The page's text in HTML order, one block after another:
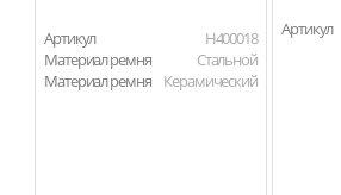
Артикул
H400018
Материал ремня
Стальной
Материал ремня
Керамический
Артикул